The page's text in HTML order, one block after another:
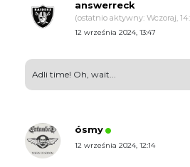
answerreck
(ostatnio aktywny: Wczoraj,
12 września 2024, 13:47
Adli time! Oh, wait...
ósmy
12 września 2024, 12:14